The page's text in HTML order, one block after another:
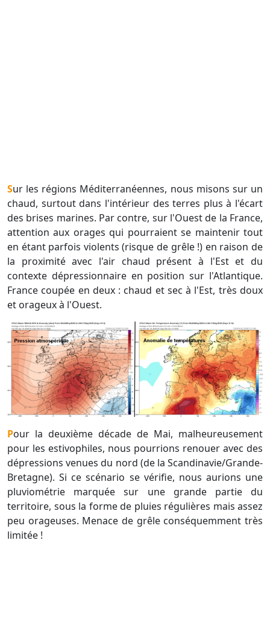
Sur les régions Méditerranéennes, nous misons sur un
chaud, surtout dans l'intérieur des terres plus à l'écart
des brises marines. Par contre, sur l'Ouest de la France,
attention aux orages qui pourraient se maintenir tout
en étant parfois violents (risque de grêle !) en raison de
la proximité avec l'air chaud présent à l'Est et du
contexte dépressionnaire en position sur l'Atlantique.
France coupée en deux : chaud et sec à l'Est, très doux
et orageux à l'Ouest.
Pour la deuxième décade de Mai, malheureusement
pour les estivophiles, nous pourrions renouer avec des
dépressions venues du nord (de la Scandinavie/Grande-
Bretagne). Si ce scénario se vérifie, nous aurions une
pluviométrie marquée sur une grande partie du
territoire, sous la forme de pluies régulières mais assez
peu orageuses. Menace de grêle conséquemment très
limitée !